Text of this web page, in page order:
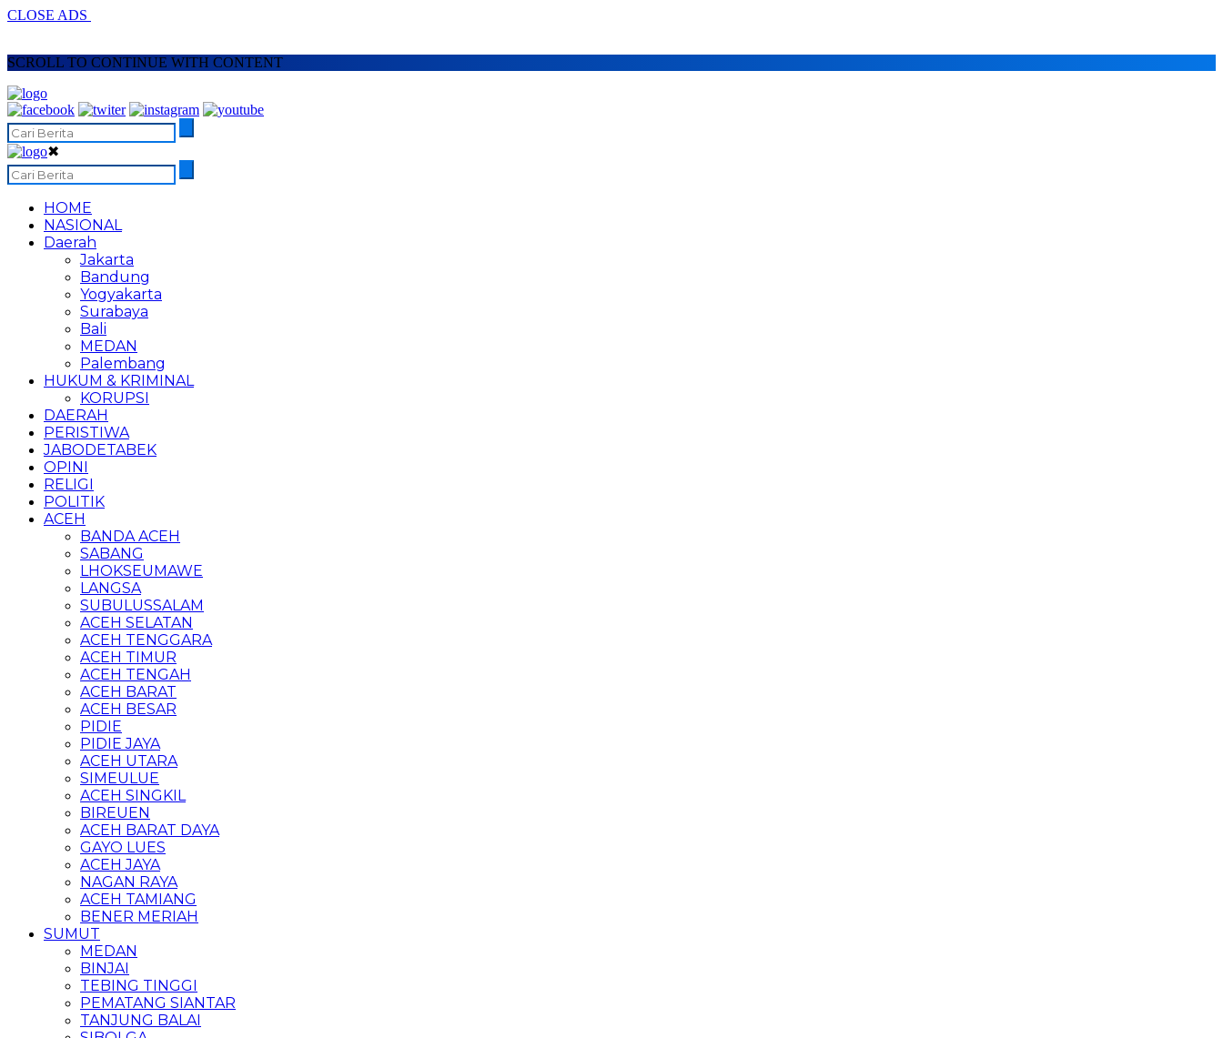
CLOSE ADS
SCROLL TO CONTINUE WITH CONTENT
✖
HOME
NASIONAL
Daerah
Jakarta
Bandung
Yogyakarta
Surabaya
Bali
MEDAN
Palembang
HUKUM & KRIMINAL
KORUPSI
DAERAH
PERISTIWA
JABODETABEK
OPINI
RELIGI
POLITIK
ACEH
BANDA ACEH
SABANG
LHOKSEUMAWE
LANGSA
SUBULUSSALAM
ACEH SELATAN
ACEH TENGGARA
ACEH TIMUR
ACEH TENGAH
ACEH BARAT
ACEH BESAR
PIDIE
PIDIE JAYA
ACEH UTARA
SIMEULUE
ACEH SINGKIL
BIREUEN
ACEH BARAT DAYA
GAYO LUES
ACEH JAYA
NAGAN RAYA
ACEH TAMIANG
BENER MERIAH
SUMUT
MEDAN
BINJAI
TEBING TINGGI
PEMATANG SIANTAR
TANJUNG BALAI